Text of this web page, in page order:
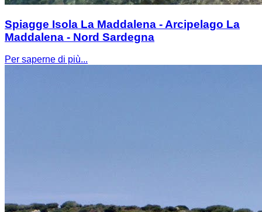
Spiagge Isola La Maddalena - Arcipelago La
Maddalena - Nord Sardegna
Per saperne di più...